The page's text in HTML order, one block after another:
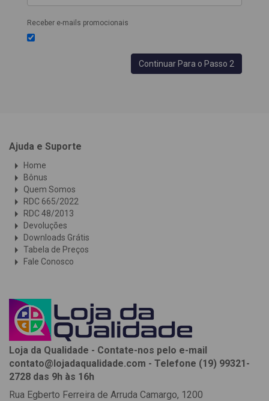
Receber e-mails promocionais
Ajuda e Suporte
arrow_right Home
arrow_right Bônus
arrow_right Quem Somos
arrow_right RDC 665/2022
arrow_right RDC 48/2013
arrow_right Devoluções
arrow_right Downloads Grátis
arrow_right Tabela de Preços
arrow_right Fale Conosco
Loja da Qualidade - Contate-nos pelo e-mail
contato@lojadaqualidade.com - Telefone (19) 99321-
2728 das 9h às 16h
Rua Egberto Ferreira de Arruda Camargo, 1200